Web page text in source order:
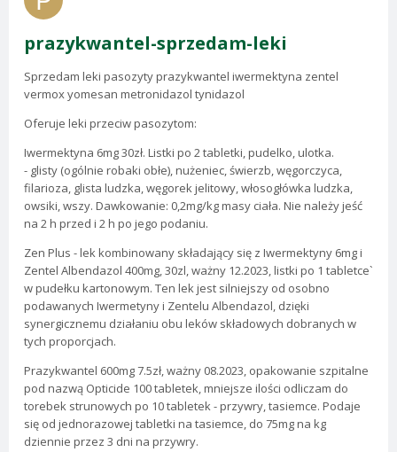
prazykwantel-sprzedam-leki
Sprzedam leki pasozyty prazykwantel iwermektyna zentel
vermox yomesan metronidazol tynidazol
Oferuje leki przeciw pasozytom:
Iwermektyna 6mg 30zł. Listki po 2 tabletki, pudelko, ulotka.
- glisty (ogólnie robaki obłe), nużeniec, świerzb, węgorczyca,
filarioza, glista ludzka, węgorek jelitowy, włosogłówka ludzka,
owsiki, wszy. Dawkowanie: 0,2mg/kg masy ciała. Nie należy jeść
na 2 h przed i 2 h po jego podaniu.
Zen Plus - lek kombinowany składający się z Iwermektyny 6mg i
Zentel Albendazol 400mg, 30zl, ważny 12.2023, listki po 1 tabletce`
w pudełku kartonowym. Ten lek jest silniejszy od osobno
podawanych Iwermetyny i Zentelu Albendazol, dzięki
synergicznemu działaniu obu leków składowych dobranych w
tych proporcjach.
Prazykwantel 600mg 7.5zł, ważny 08.2023, opakowanie szpitalne
pod nazwą Opticide 100 tabletek, mniejsze ilości odliczam do
torebek strunowych po 10 tabletek - przywry, tasiemce. Podaje
się od jednorazowej tabletki na tasiemce, do 75mg na kg
dziennie przez 3 dni na przywry.